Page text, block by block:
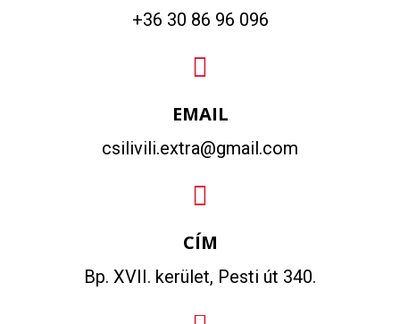
+36 30 86 96 096
EMAIL
csilivili.extra@gmail.com
CÍM
Bp. XVII. kerület, Pesti út 340.